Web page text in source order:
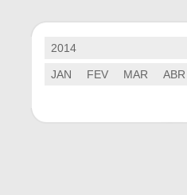
2014
JAN FEV MAR ABR